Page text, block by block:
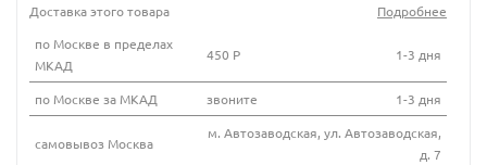
Доставка этого товара
Подробнее
по Москве в пределах
МКАД
450 Р 1-3 дня
по Москве за МКАД звоните 1-3 дня
самовывоз Москва
м. Автозаводская, ул. Автозаводская,
д. 7